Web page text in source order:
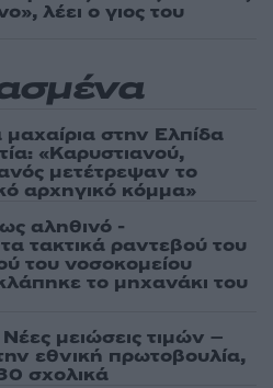
λέει ο γιος του
στην Ελπίδα
«Καρυστιανού,
μετέτρεψαν το
αρχηγικό κόμμα»
αληθινό -
τακτικά ραντεβού του
του νοσοκομείου
το μηχανάκι του
μειώσεις τιμών –
εθνική πρωτοβουλία,
σχολικά